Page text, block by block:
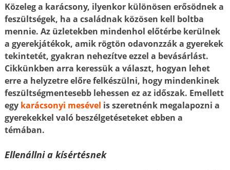
Közeleg a karácsony, ilyenkor különösen erősödnek a
feszültségek, ha a családnak közösen kell boltba
mennie. Az üzletekben mindenhol előtérbe kerülnek
a gyerekjátékok, amik rögtön odavonzzák a gyerekek
tekintetét, gyakran nehezítve ezzel a bevásárlást.
Cikkünkben arra keressük a választ, hogyan lehet
erre a helyzetre előre felkészülni, hogy mindenkinek
feszültségmentesebb lehessen ez az időszak. Emellett
egy karácsonyi mesével is szeretnénk megalapozni a
gyerekekkel való beszélgetéseteket ebben a
témában.
Ellenállni a kísértésnek